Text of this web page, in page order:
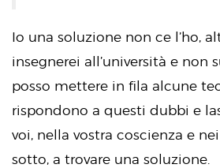
Io una soluzione non ce l’ho,
insegnerei all’università e non
posso mettere in fila alcune
rispondono a questi dubbi e
voi, nella vostra coscienza e
sotto, a trovare una soluzione.